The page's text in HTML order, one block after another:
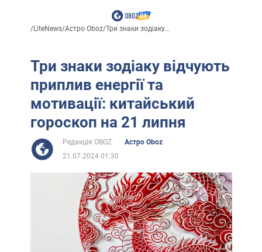
/LiteNews/Астро Oboz/Три знаки зодіаку...
Три знаки зодіаку відчують
приплив енергії та
мотивації: китайський
гороскоп на 21 липня
Редакція OBOZ
Астро Oboz
21.07.2024 01:30